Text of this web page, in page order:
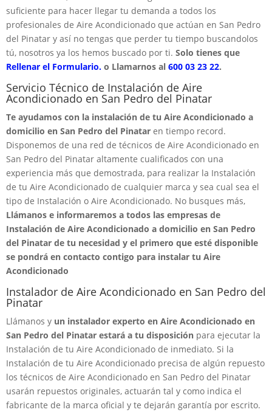
suficiente para hacer llegar tu demanda a todos los
profesionales de Aire Acondicionado que actúan en San Pedro
del Pinatar y así no tengas que perder tu tiempo buscandolos
tú, nosotros ya los hemos buscado por ti. Solo tienes que
Rellenar el Formulario. o Llamarnos al 600 03 23 22.
Servicio Técnico de Instalación de Aire
Acondicionado en San Pedro del Pinatar
Te ayudamos con la instalación de tu Aire Acondicionado a
domicilio en San Pedro del Pinatar en tiempo record.
Disponemos de una red de técnicos de Aire Acondicionado en
San Pedro del Pinatar altamente cualificados con una
experiencia más que demostrada, para realizar la Instalación
de tu Aire Acondicionado de cualquier marca y sea cual sea el
tipo de Instalación o Aire Acondicionado. No busques más,
Llámanos e informaremos a todos las empresas de
Instalación de Aire Acondicionado a domicilio en San Pedro
del Pinatar de tu necesidad y el primero que esté disponible
se pondrá en contacto contigo para instalar tu Aire
Acondicionado
Instalador de Aire Acondicionado en San Pedro del
Pinatar
Llámanos y un instalador experto en Aire Acondicionado en
San Pedro del Pinatar estará a tu disposición para ejecutar la
Instalación de tu Aire Acondicionado de inmediato. Si la
Instalación de tu Aire Acondicionado precisa de algún repuesto
los técnicos de Aire Acondicionado en San Pedro del Pinatar
usarán repuestos originales, actuarán tal y como indica el
fabricante de la marca oficial y te dejarán garantía por escrito.